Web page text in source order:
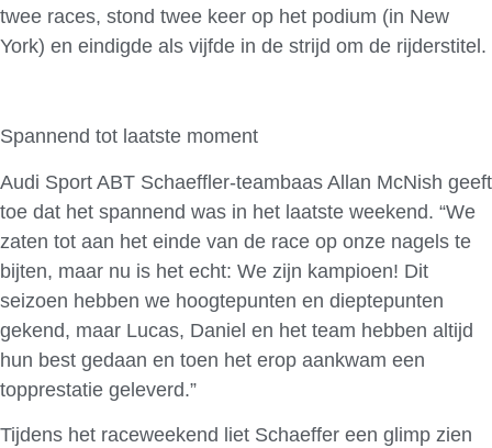
twee races, stond twee keer op het podium (in New
York) en eindigde als vijfde in de strijd om de rijderstitel.
Spannend tot laatste moment
Audi Sport ABT Schaeffler-teambaas Allan McNish geeft
toe dat het spannend was in het laatste weekend. “We
zaten tot aan het einde van de race op onze nagels te
bijten, maar nu is het echt: We zijn kampioen! Dit
seizoen hebben we hoogtepunten en dieptepunten
gekend, maar Lucas, Daniel en het team hebben altijd
hun best gedaan en toen het erop aankwam een
topprestatie geleverd.”
Tijdens het raceweekend liet Schaeffer een glimp zien